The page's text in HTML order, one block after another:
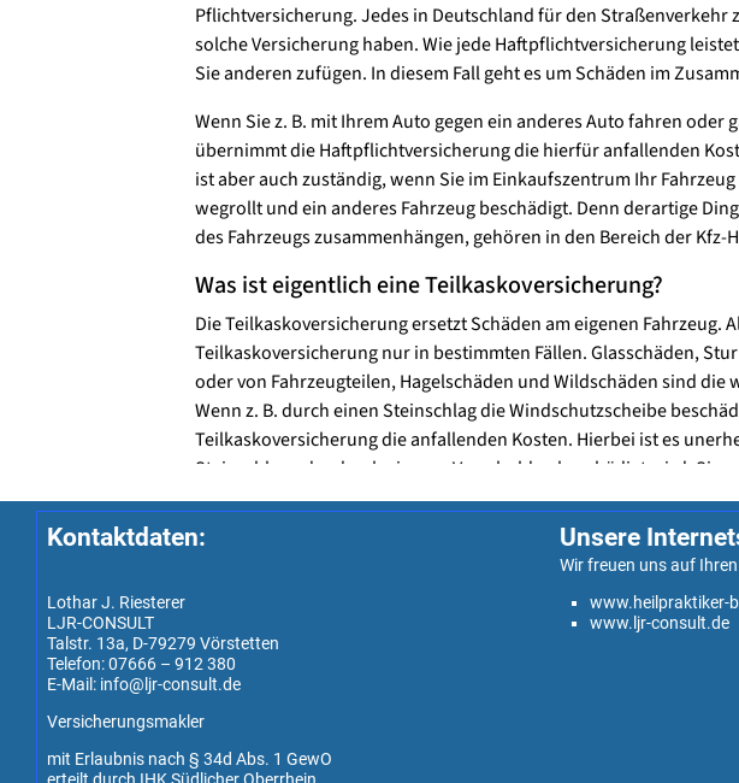
Kontaktdaten:
Lothar J. Riesterer
LJR-CONSULT
Talstr. 13a, D-79279 Vörstetten
Telefon: 07666 – 912 380
E-Mail: info@ljr-consult.de
Versicherungsmakler
mit Erlaubnis nach § 34d Abs. 1 GewO
Unsere
Wir freuen uns auf
www.heilpraktiker-
www.ljr-consult.de